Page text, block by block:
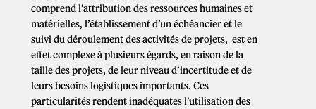
comprend l’attribution des ressources humaines et
matérielles, l’établissement d’un échéancier et le
suivi du déroulement des activités de projets, est en
effet complexe à plusieurs égards, en raison de la
taille des projets, de leur niveau d’incertitude et de
leurs besoins logistiques importants. Ces
particularités rendent inadéquates l’utilisation des